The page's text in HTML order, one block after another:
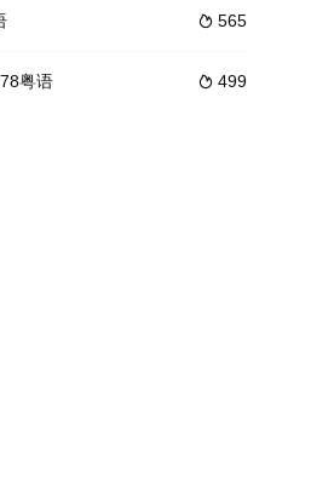
为仇。
迹。他演的那个角色本来是为周润发
家辉、江华如何从街头混混练成赌神秘笈，
入道德
非份之想被無限放大，一不經意，便陷入道德
人狠下毒手。坎坷的她竟然「死而復生」
 565
 499
粤语